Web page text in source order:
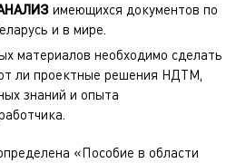
имеющихся документов по
и в мире.
материалов необходимо сделать
ли проектные решения НДТМ,
знаний и опыта
«Пособие в области